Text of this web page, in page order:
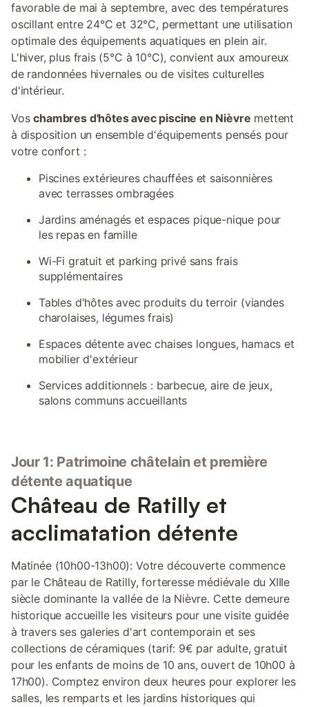
favorable de mai à septembre, avec des températures
oscillant entre 24°C et 32°C, permettant une utilisation
optimale des équipements aquatiques en plein air.
L'hiver, plus frais (5°C à 10°C), convient aux amoureux
de randonnées hivernales ou de visites culturelles
d'intérieur.
Voschambres d'hôtes avec piscine en Nièvre mettent
à disposition un ensemble d'équipements pensés pour
votre confort :
Piscines extérieures chauffées et saisonnières
avec terrasses ombragées
Jardins aménagés et espaces pique-nique pour
les repas en famille
Wi-Fi gratuit et parking privé sans frais
supplémentaires
Tables d'hôtes avec produits du terroir (viandes
charolaises, légumes frais)
Espaces détente avec chaises longues, hamacs et
mobilier d'extérieur
Services additionnels : barbecue, aire de jeux,
salons communs accueillants
Jour 1: Patrimoine châtelain et première
détente aquatique
Château de Ratilly et
acclimatation détente
Matinée (10h00-13h00): Votre découverte commence
par le Château de Ratilly, forteresse médiévale du XIIIe
siècle dominante la vallée de la Nièvre. Cette demeure
historique accueille les visiteurs pour une visite guidée
à travers ses galeries d'art contemporain et ses
collections de céramiques (tarif: 9€ par adulte, gratuit
pour les enfants de moins de 10 ans, ouvert de 10h00 à
17h00). Comptez environ deux heures pour explorer les
salles, les remparts et les jardins historiques qui